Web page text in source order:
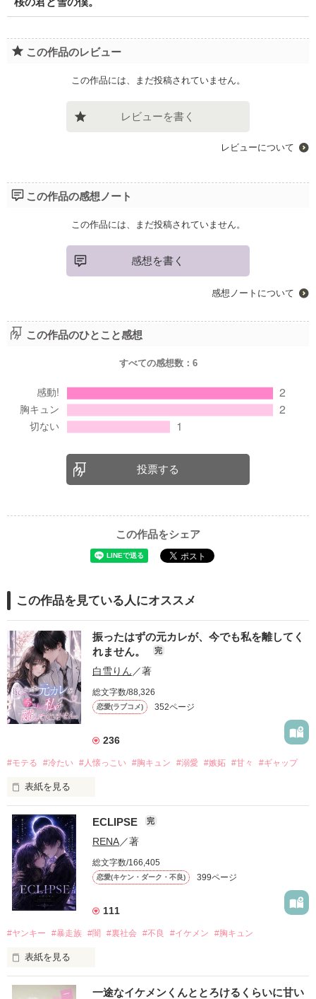
この作品のレビュー
この作品には、まだ投稿されていません。
レビューを書く
レビューについて
この作品の感想ノート
この作品には、まだ投稿されていません。
感想を書く
感想ノートについて
この作品のひとこと感想
すべての感想数： 6
投票する
この作品をシェア
この作品を見ている人にオススメ
振ったはずの元カレが、今でも私を離してく
れません。
完
白雪りん ／著
総文字数/88,326
恋愛(ラブコメ) 352ページ
236
#モテる #冷たい #人懐っこい #胸キュン #溺愛 #嫉妬 #甘々 #ギャップ
表紙を見る
「好きだったから、別れを選んだ。」
モテる人を好きになるのが怖かった。
だから私は、中学時代に大好きだった彼を自分から振った。
もう会うことはないと思っていたのに、
高校生になって再会した彼は、隣の学校で”王子様”と呼ばれる
他の女の子には冷たいのに
私にだけ昔と変わらない笑顔を向けてくる。
ECLIPSE 完
RENA／著
総文字数/166,405
恋愛(キケン・ダーク・不良) 399ページ
111
#ヤンキー #暴走族 #闇 #裏社会 #不良 #イケメン #胸キュン
表紙を見る
表紙画像はAIです
一途なイケメンくんととろけるくらいに甘い